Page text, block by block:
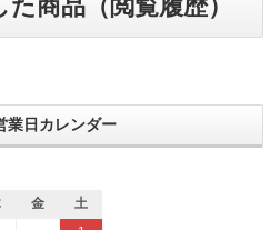
商品（閲覧履歴）
日カレンダー
金
土